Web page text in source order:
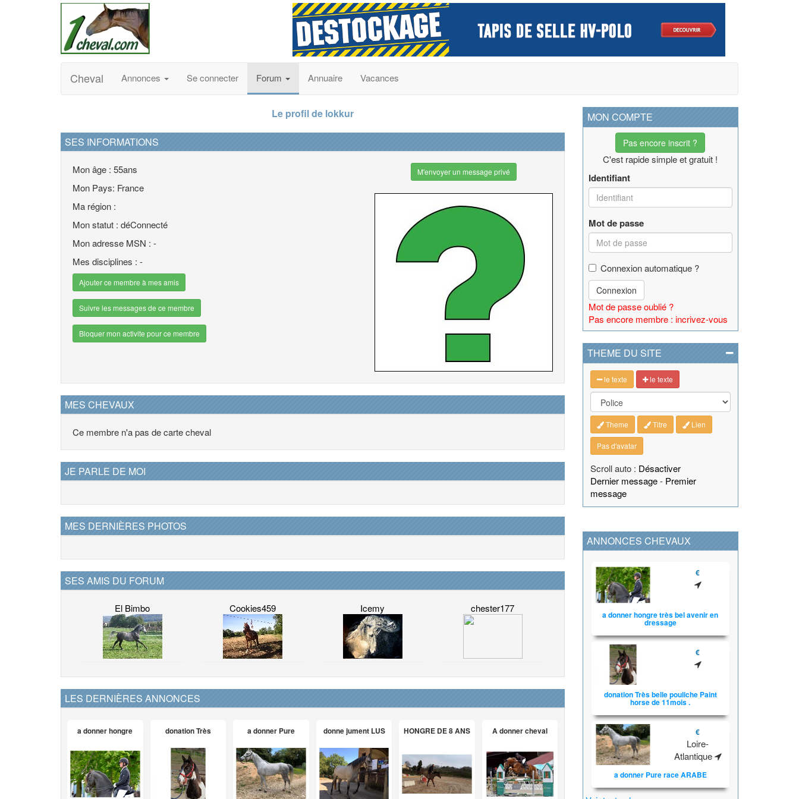
Cheval Annonces Se connecter Forum Annuaire Vacances
Le profil de lokkur
SES INFORMATIONS
Mon âge : 55ans
Mon Pays: France
Ma région :
Mon statut : déConnecté
Mon adresse MSN : -
Mes disciplines : -
Ajouter ce membre à mes amis
Suivre les messages de ce membre
Bloquer mon activite pour ce membre
M'envoyer un message privé
MES CHEVAUX
Ce membre n'a pas de carte cheval
JE PARLE DE MOI
MES DERNIÈRES PHOTOS
SES AMIS DU FORUM
El Bimbo Cookies459 Icemy chester177
LES DERNIÈRES ANNONCES
a donner hongre donation Très a donner Pure donne jument LUS HONGRE DE 8 ANS A donner cheval
MON COMPTE
Pas encore inscrit ?
C'est rapide simple et gratuit !
Identifiant
Mot de passe
Connexion automatique ?
Connexion
Mot de passe oublié ?
Pas encore membre : incrivez-vous
THEME DU SITE
le texte le texte
Theme Titre Lien
Pas d'avatar
Scroll auto : Désactiver
Dernier message- Premier
message
ANNONCES CHEVAUX
€
a donner hongre très bel avenir en
dressage
€
donation Très belle pouliche Paint
horse de 11mois .
€
Loire-
Atlantique
a donner Pure race ARABE